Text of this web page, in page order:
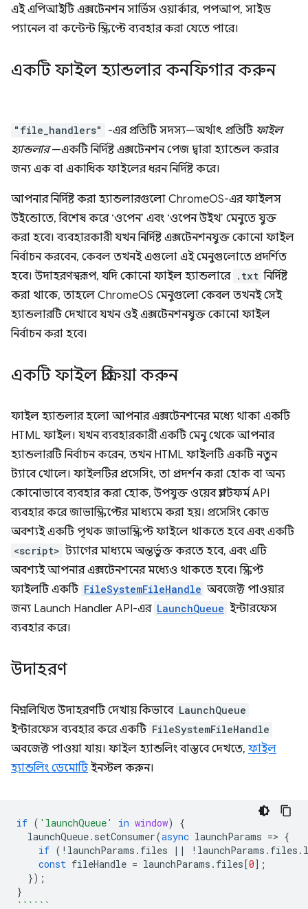
এই এপিআইটি এক্সটেনশন সার্ভিস ওয়ার্কার, পপআপ, সাইড
প্যানেল বা কন্টেন্ট স্ক্রিপ্টে ব্যবহার করা যেতে পারে।
একটি ফাইল হ্যান্ডলার কনফিগার করুন
"file_handlers" -এর প্রতিটি সদস্য—অর্থাৎ প্রতিটি ফাইল
হ্যান্ডলার—একটি নির্দিষ্ট এক্সটেনশন পেজ দ্বারা হ্যান্ডেল করার
জন্য এক বা একাধিক ফাইলের ধরন নির্দিষ্ট করে।
আপনার নির্দিষ্ট করা হ্যান্ডলারগুলো ChromeOS-এর ফাইলস
উইন্ডোতে, বিশেষ করে ‘ওপেন’ এবং ‘ওপেন উইথ’ মেনুতে যুক্ত
করা হবে। ব্যবহারকারী যখন নির্দিষ্ট এক্সটেনশনযুক্ত কোনো ফাইল
নির্বাচন করবেন, কেবল তখনই এগুলো এই মেনুগুলোতে প্রদর্শিত
হবে। উদাহরণস্বরূপ, যদি কোনো ফাইল হ্যান্ডলারে .txt নির্দিষ্ট
করা থাকে, তাহলে ChromeOS মেনুগুলো কেবল তখনই সেই
হ্যান্ডলারটি দেখাবে যখন ওই এক্সটেনশনযুক্ত কোনো ফাইল
নির্বাচন করা হবে।
একটি ফাইল প্রক্রিয়া করুন
ফাইল হ্যান্ডলার হলো আপনার এক্সটেনশনের মধ্যে থাকা একটি
HTML ফাইল। যখন ব্যবহারকারী একটি মেনু থেকে আপনার
হ্যান্ডলারটি নির্বাচন করেন, তখন HTML ফাইলটি একটি নতুন
ট্যাবে খোলে। ফাইলটির প্রসেসিং, তা প্রদর্শন করা হোক বা অন্য
কোনোভাবে ব্যবহার করা হোক, উপযুক্ত ওয়েব প্ল্যাটফর্ম API
ব্যবহার করে জাভাস্ক্রিপ্টের মাধ্যমে করা হয়। প্রসেসিং কোড
অবশ্যই একটি পৃথক জাভাস্ক্রিপ্ট ফাইলে থাকতে হবে এবং একটি
<script> ট্যাগের মাধ্যমে অন্তর্ভুক্ত করতে হবে, এবং এটি
অবশ্যই আপনার এক্সটেনশনের মধ্যেও থাকতে হবে। স্ক্রিপ্ট
ফাইলটি একটি FileSystemFileHandle অবজেক্ট পাওয়ার
জন্য Launch Handler API-এর LaunchQueue ইন্টারফেস
ব্যবহার করে।
উদাহরণ
নিম্নলিখিত উদাহরণটি দেখায় কিভাবে LaunchQueue
ইন্টারফেস ব্যবহার করে একটি FileSystemFileHandle
অবজেক্ট পাওয়া যায়। ফাইল হ্যান্ডলিং বাস্তবে দেখতে, ফাইল
হ্যান্ডলিং ডেমোটিইনস্টল করুন।
if ( 'launchQueue' in window)
{
launchQueue. setConsumer(async launchParams => {
if ( ! launchParams . files || ! launchParams . files .
const fileHandle = launchParams . files[0];
});
}
``````